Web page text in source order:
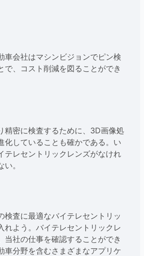
車会社はマシンビジョンでピン検
で、コスト削減を図ることができ
精密に検査するために、3D画像処
化していることも確かである。い
テレセントリックレンズがなけれ
。
検査に最適なバイテレセントリッ
れよう。バイテレセントリックレ
当社の仕事を確認することができ
車分野を含むさまざまなアプリケ